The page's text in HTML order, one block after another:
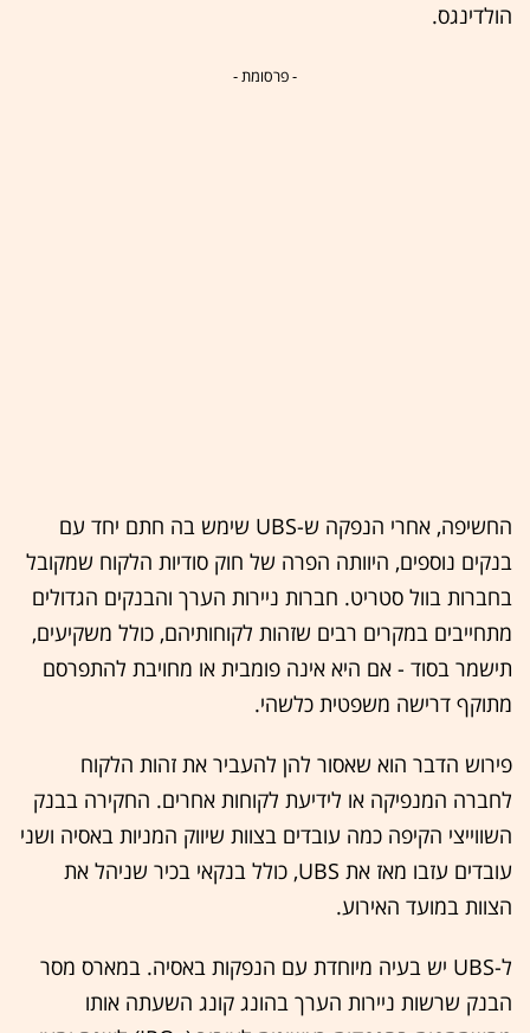
הולדינגס.
- פרסומת -
החשיפה, אחרי הנפקה ש-UBS שימש בה חתם יחד עם
בנקים נוספים, היוותה הפרה של חוק סודיות הלקוח שמקובל
בחברות בוול סטריט. חברות ניירות הערך והבנקים הגדולים
מתחייבים במקרים רבים שזהות לקוחותיהם, כולל משקיעים,
תישמר בסוד - אם היא אינה פומבית או מחויבת להתפרסם
מתוקף דרישה משפטית כלשהי.
פירוש הדבר הוא שאסור להן להעביר את זהות הלקוח
לחברה המנפיקה או לידיעת לקוחות אחרים. החקירה בבנק
השווייצי הקיפה כמה עובדים בצוות שיווק המניות באסיה ושני
עובדים עזבו מאז את UBS, כולל בנקאי בכיר שניהל את
הצוות במועד האירוע.
ל-UBS יש בעיה מיוחדת עם הנפקות באסיה. במארס מסר
הבנק שרשות ניירות הערך בהונג קונג השעתה אותו